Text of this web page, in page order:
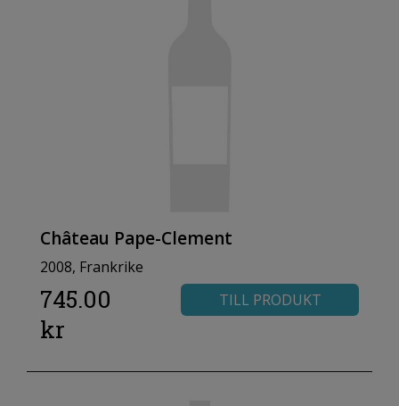
Château Pape-Clement
2008, Frankrike
745.00
kr
TILL PRODUKT